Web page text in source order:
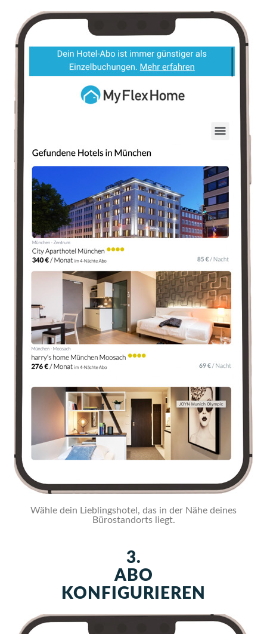
Wähle dein Lieblingshotel, das in der Nähe deines
Bürostandorts liegt.
3.
ABO
KONFIGURIEREN